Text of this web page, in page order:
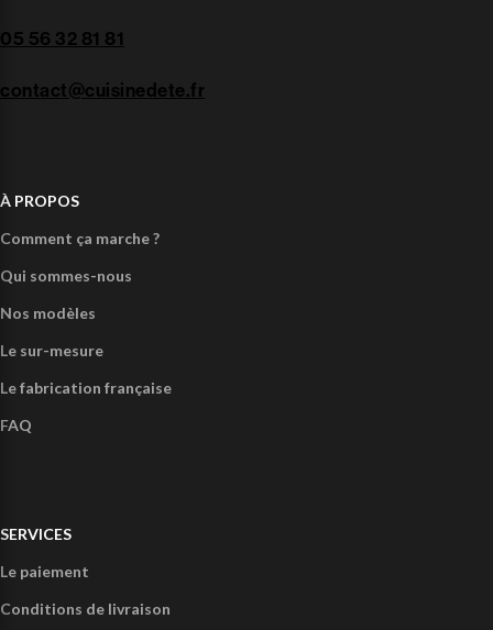
05 56 32 81 81
contact@cuisinedete.fr
À PROPOS
Comment ça marche ?
Qui sommes-nous
Nos modèles
Le sur-mesure
Le fabrication française
FAQ
SERVICES
Le paiement
Conditions de livraison